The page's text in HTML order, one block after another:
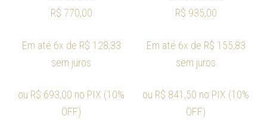
R$ 770,00
Em até 6x de R$ 128,33
sem juros
ou R$ 693,00 no PIX (10%
OFF)
R$ 935,00
Em até 6x de R$ 155,83
sem juros
ou R$ 841,50 no PIX (10%
OFF)